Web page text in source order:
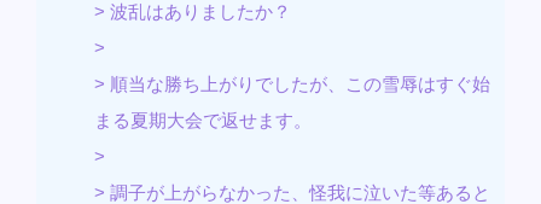
> 波乱はありましたか？
>
> 順当な勝ち上がりでしたが、この雪辱はすぐ始
まる夏期大会で返せます。
>
> 調子が上がらなかった、怪我に泣いた等あると